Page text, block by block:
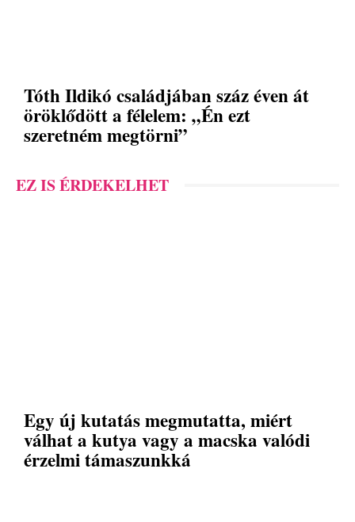
Tóth Ildikó családjában száz éven át
öröklődött a félelem: „Én ezt
szeretném megtörni”
EZ IS ÉRDEKELHET
Egy új kutatás megmutatta, miért
válhat a kutya vagy a macska valódi
érzelmi támaszunkká